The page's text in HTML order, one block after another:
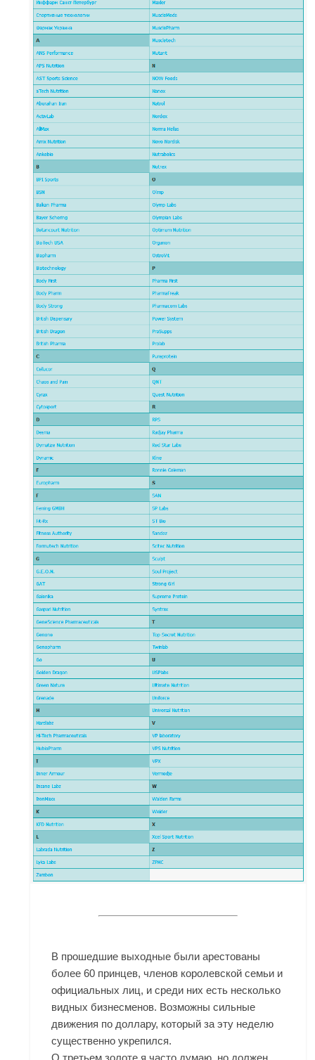
В прошедшие выходные были арестованы
более 60 принцев, членов королевской семьи и
официальных лиц, и среди них есть несколько
видных бизнесменов. Возможны сильные
движения по доллару, который за эту неделю
существенно укрепился.
О третьем золоте я часто думаю, но должен